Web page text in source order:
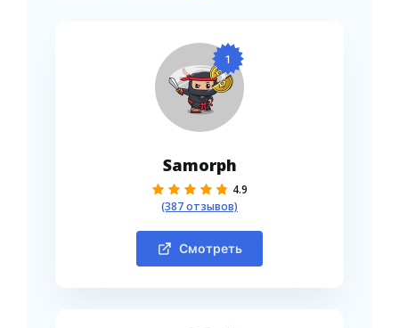
1
Samorph
4.9
(387 отзывов)
Смотреть